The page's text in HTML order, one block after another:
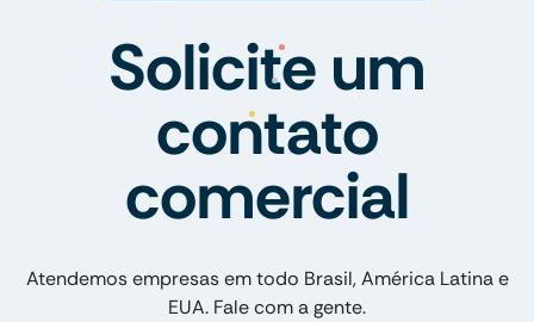
Solicite um
contato
comercial
Atendemos empresas em todo Brasil, América Latina e
EUA. Fale com a gente.